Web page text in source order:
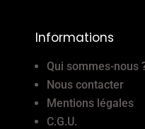
Informations
Qui sommes-nous
Nous contacter
Mentions légales
C.G.U.